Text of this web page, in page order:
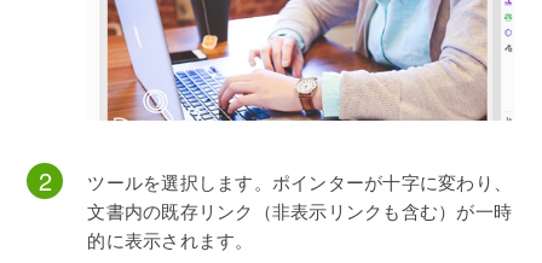
ツールを選択します。ポインターが十字に変わり、
文書内の既存リンク（非表示リンクも含む）が一時
的に表示されます。